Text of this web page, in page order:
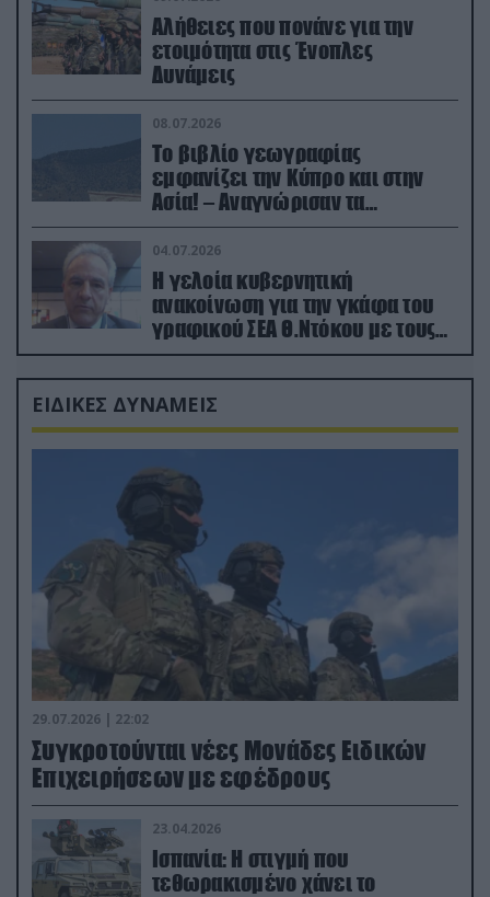
Αλήθειες που πονάνε για την
ετοιμότητα στις Ένοπλες
Δυνάμεις
08.07.2026
Το βιβλίο γεωγραφίας
εμφανίζει την Κύπρο και στην
Ασία! – Αναγνώρισαν τα
κατεχόμενα; (φωτο)
04.07.2026
Η γελοία κυβερνητική
ανακοίνωση για την γκάφα του
γραφικού ΣΕΑ Θ.Ντόκου με τους
Ρώσους φαρσέρ
ΕΙΔΙΚΕΣ ΔΥΝΑΜΕΙΣ
29.07.2026 | 22:02
Συγκροτούνται νέες Μονάδες Ειδικών
Επιχειρήσεων με εφέδρους
23.04.2026
Ισπανία: Η στιγμή που
τεθωρακισμένο χάνει το